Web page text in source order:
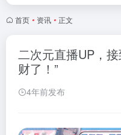
首页 • 资讯 • 正文
二次元直播UP，
财了！”
4年前发布